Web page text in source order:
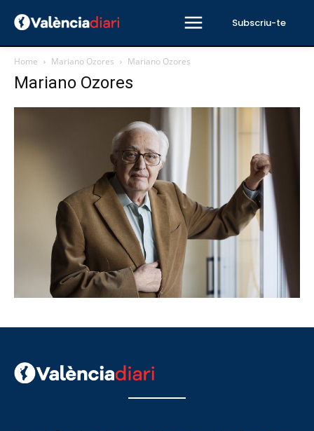
Subscriu-te
Home Mariano Ozores Mariano Ozores
Mariano Ozores